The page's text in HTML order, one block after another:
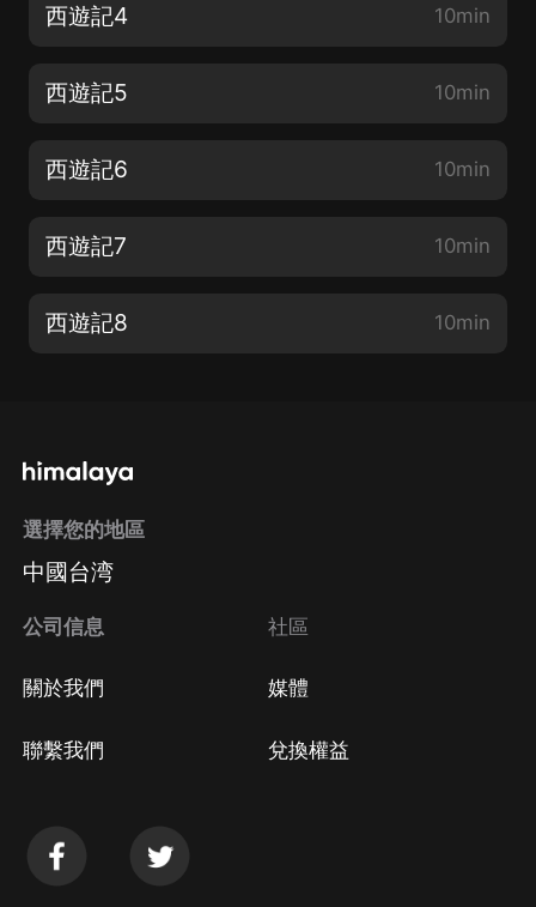
西遊記4 10min
西遊記5 10min
西遊記6 10min
西遊記7 10min
西遊記8 10min
選擇您的地區
中國台湾
公司信息
關於我們
聯繫我們
社區
媒體
兌換權益